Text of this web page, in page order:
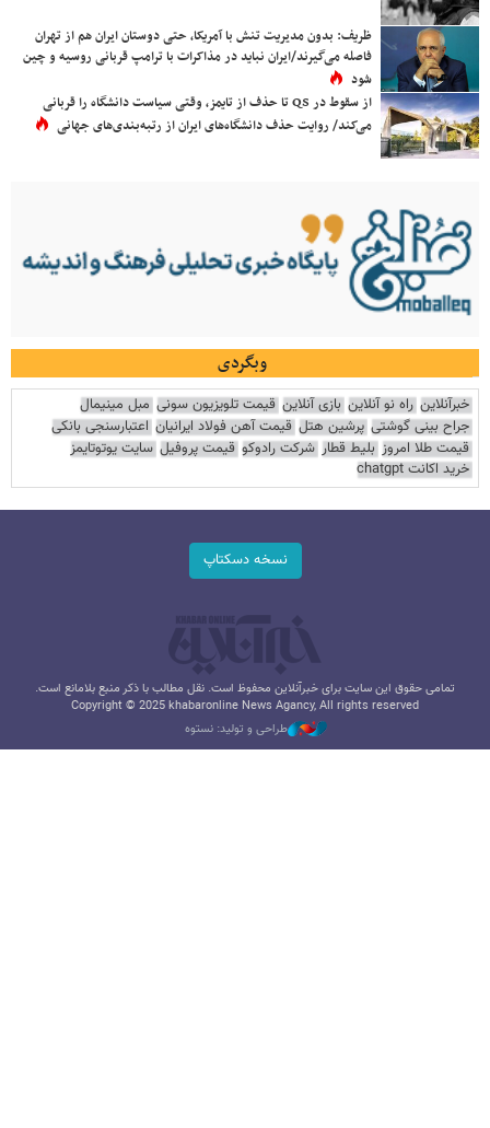
ظریف: بدون مدیریت تنش با آمریکا، حتی دوستان ایران هم از تهران
فاصله می‌گیرند/ایران نباید در مذاکرات با ترامپ قربانی روسیه و چین
شود
از سقوط در QS تا حذف از تایمز، وقتی سیاست دانشگاه را قربانی
می‌کند/ روایت حذف دانشگاه‌های ایران از رتبه‌بندی‌های جهانی
وبگردی
خبرآنلاین راه نو آنلاین بازی آنلاین قیمت تلویزیون سونی مبل مینیمال
جراح بینی گوشتی پرشین هتل قیمت آهن فولاد ایرانیان اعتبارسنجی بانکی
قیمت طلا امروز بلیط قطار شرکت رادوکو قیمت پروفیل سایت یوتوتایمز
خرید اکانت chatgpt
نسخه دسکتاپ
تمامی حقوق این سایت برای خبرآنلاین محفوظ است. نقل مطالب با ذکر منبع بلامانع است.
Copyright © 2025 khabaronline News Agancy, All rights reserved
طراحی و تولید: نستوه